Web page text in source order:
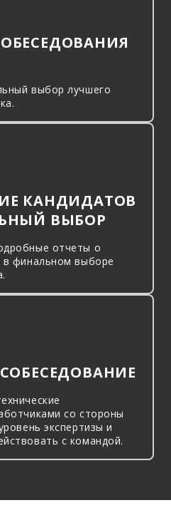
со стороны
экспертизы и
с командой.
КАНДИДАТОВ
ВЫБОР
отчеты о
в финальном выборе
выбор лучшего